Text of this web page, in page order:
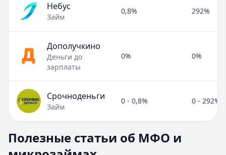
Небус
Займ
0,8% 292%
Дополучкино
Деньги до
зарплаты
0% 0%
Срочноденьги
Займ
0 - 0,8% 0 - 292%
Раздел:МФО и микрозаймы. Всего статей: 8.
Займ под расписку
Полезные статьи об МФО и